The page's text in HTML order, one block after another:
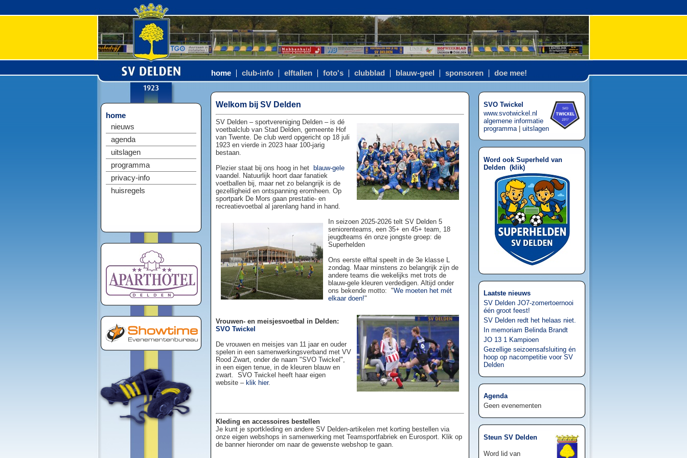
home club-info elftallen foto's clubblad blauw-geel sponsoren doe mee!
home
nieuws
agenda
uitslagen
programma
privacy-info
huisregels
Welkom bij SV Delden
SV Delden – sportvereniging Delden – is dé
voetbalclub van Stad Delden, gemeente Hof
van Twente. De club werd opgericht op 18 juli
1923 en vierde in 2023 haar 100-jarig
bestaan.
Plezier staat bij ons hoog in het
blauw-gele
vaandel. Natuurlijk hoort daar fanatiek
voetballen bij, maar net zo belangrijk is de
gezelligheid en ontspanning eromheen. Op
sportpark De Mors gaan prestatie- en
recreatievoetbal al jarenlang hand in hand.
In seizoen 2025-2026 telt SV Delden 5
seniorenteams, een 35+ en 45+ team, 18
jeugdteams én onze jongste groep: de
Superhelden
Ons eerste elftal speelt in de 3e klasse L
zondag. Maar minstens zo belangrijk zijn de
andere teams die wekelijks met trots de
blauw-gele kleuren verdedigen. Altijd onder
ons bekende motto: "We moeten het mét
elkaar doen!"
Vrouwen- en meisjesvoetbal in Delden:
SVO Twickel
De vrouwen en meisjes van 11 jaar en ouder
spelen in een samenwerkingsverband met VV
Rood Zwart, onder de naam "SVO Twickel",
in een eigen tenue, in de kleuren blauw en
zwart. SVO Twickel heeft haar eigen
website – klik hier.
Kleding en accessoires bestellen
Je kunt je sportkleding en andere SV Delden-artikelen met korting bestellen via
onze eigen webshops in samenwerking met Teamsportfabriek en Eurosport. Klik op
de banner hieronder om naar de gewenste webshop te gaan.
SVO Twickel
www.svotwickel.nl
algemene informatie
programma| uitslagen
Word ook Superheld van
Delden (klik)
Laatste nieuws
SV Delden JO7-zomertoernooi
één groot feest!
SV Delden redt het helaas niet.
In memoriam Belinda Brandt
JO 13 1 Kampioen
Gezellige seizoensafsluiting én
hoop op nacompetitie voor SV
Delden
Agenda
Geen evenementen
Steun SV Delden
Word lid van